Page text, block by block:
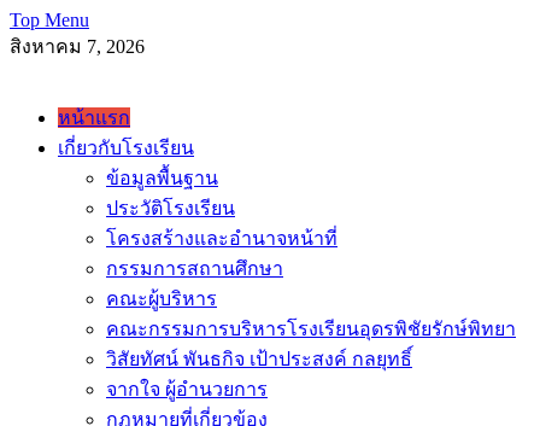
Skip
to
Top Menu
สิงหาคม 7, 2026
โรงเรียนอุดพิชัยรักษ์พิทยา Udonpichairakpittaya School
หน้าแรก
เกี่ยวกับโรงเรียน
ข้อมูลพื้นฐาน
ประวัติโรงเรียน
โครงสร้างและอำนาจหน้าที่
กรรมการสถานศึกษา
คณะผู้บริหาร
คณะกรรมการบริหารโรงเรียนอุดรพิชัยรักษ์พิทยา
วิสัยทัศน์ พันธกิจ เป้าประสงค์ กลยุทธิ์
จากใจ ผู้อำนวยการ
กฎหมายที่เกี่ยวข้อง